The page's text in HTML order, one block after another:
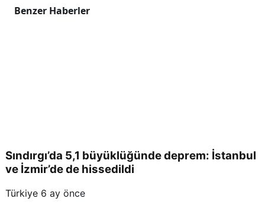
Benzer Haberler
Sındırgı’da 5,1 büyüklüğünde deprem: İstanbul
ve İzmir’de de hissedildi
Türkiye 6 ay önce